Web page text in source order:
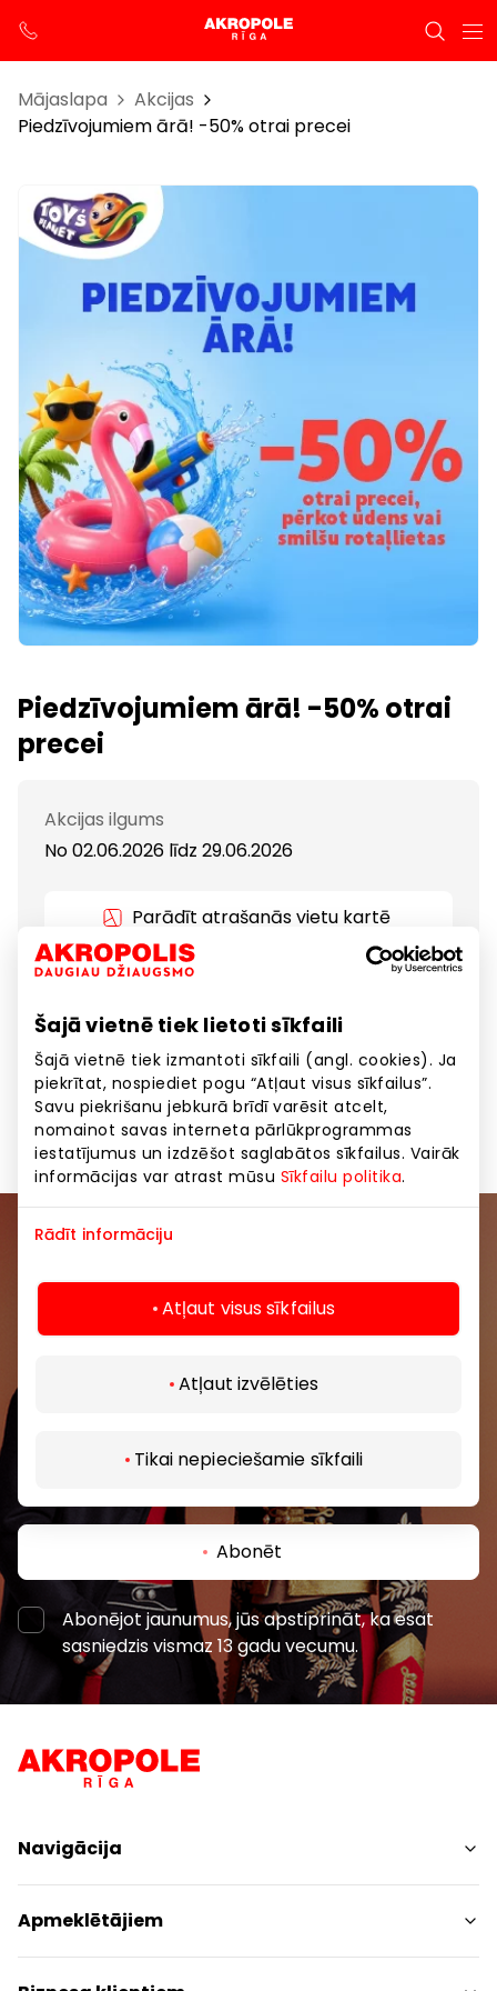
Šajā vietnē tiek lietoti sīkfaili
Šajā vietnē tiek izmantoti sīkfaili (angl. cookies). Ja
piekrītat, nospiediet pogu “Atļaut visus sīkfailus”.
Savu piekrišanu jebkurā brīdī varēsit atcelt,
nomainot savas interneta pārlūkprogrammas
iestatījumus un izdzēšot saglabātos sīkfailus. Vairāk
informācijas var atrast mūsu Sīkfailu politika.
Rādīt informāciju
Atļaut visus sīkfailus
Atļaut izvēlēties
Tikai nepieciešamie sīkfaili
Mājaslapa
Akcijas
Piedzīvojumiem ārā! -50% otrai precei
Piedzīvojumiem ārā! -50% otrai
precei
Akcijas ilgums
No 02.06.2026 līdz 29.06.2026
Parādīt atrašanās vietu kartē
rotaļlietas! Spēkā 02.06.-29.06.2026. ar One Family
karti! Piedāvājums attiecas uz tādas pašas vai
zemākās cenas preci. Atlaide attiecas tikai uz pilnas
cenas precēm. Atlaides nesummējas.
Pievienojieties mūsu kopienai
Uzzini pirmais par labākajiem piedāvājumiem,
pasākumiem un jaunāko informāciju iepirkšanās un
Rīga”.
Abonēt
Abonējot jaunumus, jūs apstiprināt, ka esat
sasniedzis vismaz 13 gadu vecumu.
Navigācija
Iepirkšanās
Pakalpojumi
Izklaides
Apmeklētājiem
Centra plāns